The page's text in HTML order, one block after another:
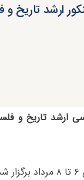
ارشد تاریخ و
تاریخ و فلسفه
سال ۱۴۰۰ در روزهای